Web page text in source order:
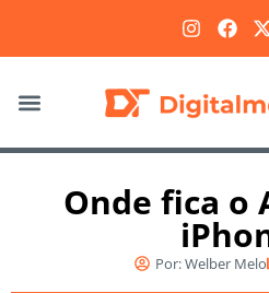
Onde fica o
Por:Welber Melo